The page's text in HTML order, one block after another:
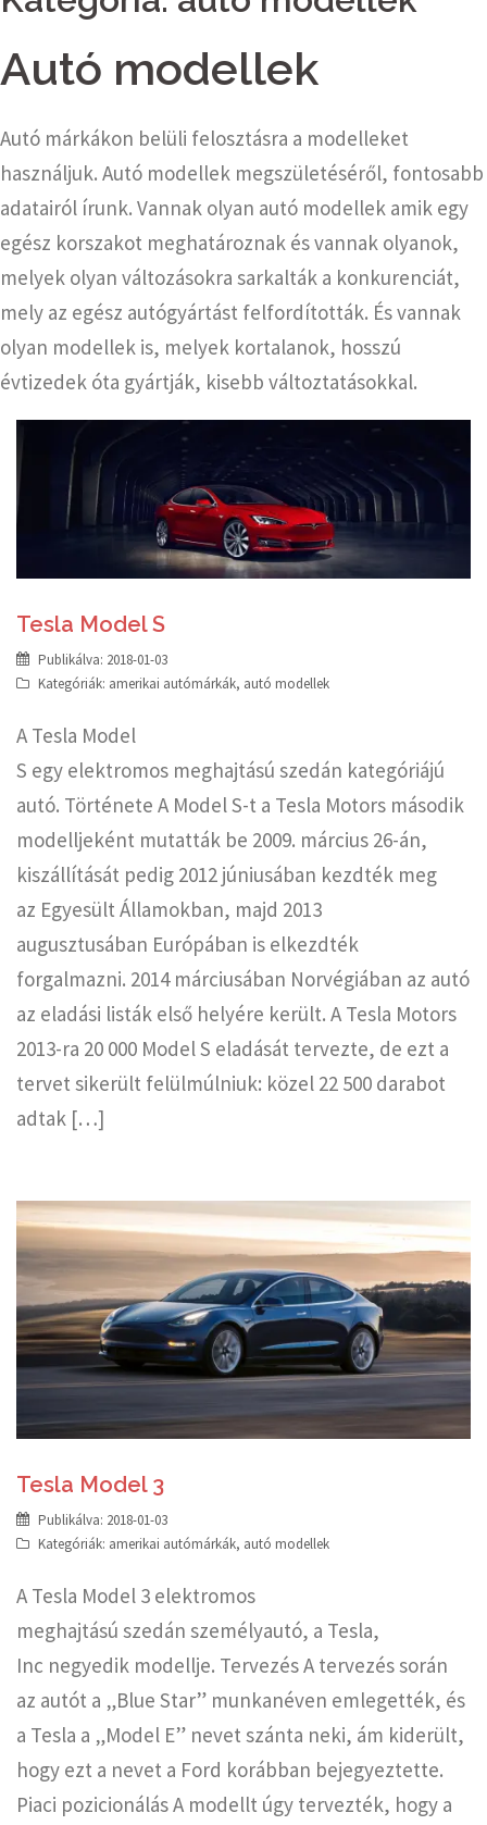
Autó modellek
Autó márkákon belüli felosztásra a modelleket
használjuk. Autó modellek megszületéséről, fontosabb
adatairól írunk. Vannak olyan autó modellek amik egy
egész korszakot meghatároznak és vannak olyanok,
melyek olyan változásokra sarkalták a konkurenciát,
mely az egész autógyártást felfordították. És vannak
olyan modellek is, melyek kortalanok, hosszú
évtizedek óta gyártják, kisebb változtatásokkal.
Tesla Model S
Publikálva: 2018-01-03
Kategóriák: amerikai autómárkák, autó modellek
A Tesla Model
S egy elektromos meghajtású szedán kategóriájú
autó. Története A Model S-t a Tesla Motors második
modelljeként mutatták be 2009. március 26-án,
kiszállítását pedig 2012 júniusában kezdték meg
az Egyesült Államokban, majd 2013
augusztusában Európában is elkezdték
forgalmazni. 2014 márciusában Norvégiában az autó
az eladási listák első helyére került. A Tesla Motors
2013-ra 20 000 Model S eladását tervezte, de ezt a
tervet sikerült felülmúlniuk: közel 22 500 darabot
adtak […]
Tesla Model 3
Publikálva: 2018-01-03
Kategóriák: amerikai autómárkák, autó modellek
A Tesla Model 3 elektromos
meghajtású szedán személyautó, a Tesla,
Inc negyedik modellje. Tervezés A tervezés során
az autót a „Blue Star” munkanéven emlegették, és
a Tesla a „Model E” nevet szánta neki, ám kiderült,
hogy ezt a nevet a Ford korábban bejegyeztette.
Piaci pozicionálás A modellt úgy tervezték, hogy a